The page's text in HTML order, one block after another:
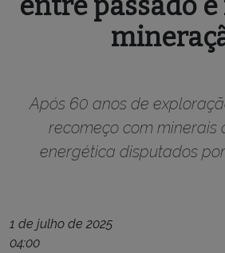
entre passado
Após 60 anos de
recomeço com minerais
energética disputados
1 de julho de 2025
04:00